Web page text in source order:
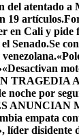
del atentado a
en Cali y pide
Senado.Se
«Desactivan
TRAGEDIA
noche por
ANUNCIAN
empata
líder disidente